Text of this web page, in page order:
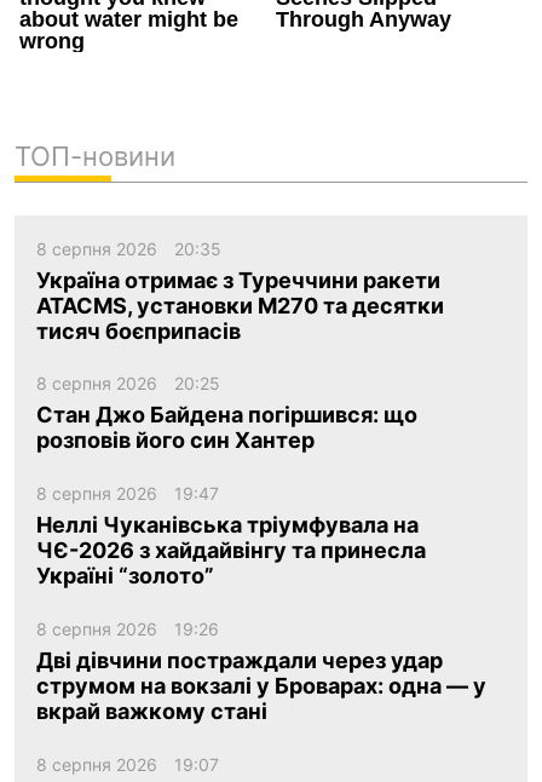
ТОП-новини
8 серпня 2026 20:35
Україна отримає з Туреччини ракети
ATACMS, установки M270 та десятки
тисяч боєприпасів
8 серпня 2026 20:25
Стан Джо Байдена погіршився: що
розповів його син Хантер
8 серпня 2026 19:47
Неллі Чуканівська тріумфувала на
ЧЄ-2026 з хайдайвінгу та принесла
Україні “золото”
8 серпня 2026 19:26
Дві дівчини постраждали через удар
струмом на вокзалі у Броварах: одна — у
вкрай важкому стані
8 серпня 2026 19:07